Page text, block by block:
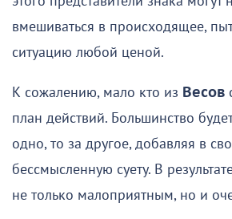
вмешиваться в происходящее,
ситуацию любой ценой.
К сожалению, мало кто из Весов
план действий. Большинство
одно, то за другое, добавляя в
бессмысленную суету. В
не только малоприятным, но и